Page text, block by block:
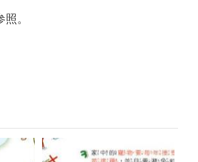
照。